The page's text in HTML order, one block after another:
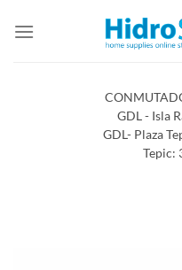
GDL - Isla
GDL- Plaza
Tepic: